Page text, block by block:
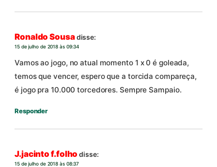
Ronaldo Sousadisse:
15 de julho de 2018 às 09:34
Vamos ao jogo, no atual momento 1 x 0 é goleada,
temos que vencer, espero que a torcida compareça,
é jogo pra 10.000 torcedores. Sempre Sampaio.
Responder
J.jacinto f.folho disse:
15 de julho de 2018 às 08:37